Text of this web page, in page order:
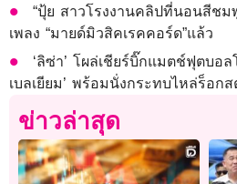
“ปุ้ย สาวโรงงานคลิปที่นอนสีชม
เพลง “มายด์มิวสิคเรคคอร์ด”แล้ว
‘ลิซ่า’ โผล่เชียร์บิ๊กแมตช์ฟุตบอล
เบลเยียม’ พร้อมนั่งกระทบไหล่ร็อก
ข่าวล่าสุด